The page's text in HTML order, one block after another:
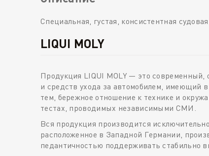
Специальная, густая, консистентная
LIQUI MOLY
Продукция LIQUI MOLY — это современный,
и средств ухода за автомобилем, имеющий
тем, бережное отношение к технике и
тестах, проводимых независимыми СМИ.
Вся продукция производится
расположенное в Западной Германии,
педантичностью поддерживать стабильно